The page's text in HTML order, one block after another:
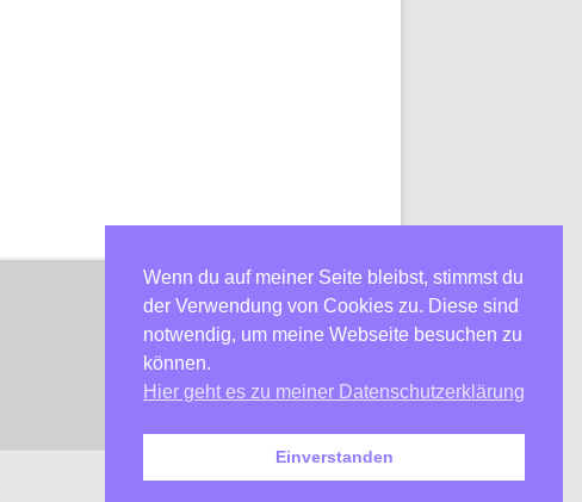
Wenn du auf meiner Seite bleibst, stimmst du
der Verwendung von Cookies zu. Diese sind
notwendig, um meine Webseite besuchen zu
können.
Hier geht es zu meiner Datenschutzerklärung
Einverstanden